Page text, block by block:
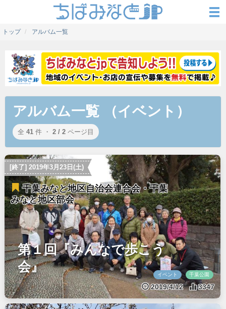
トップ アルバム一覧
アルバム一覧 （イベント）
全 41 件 ・ 2 / 2 ページ目
[終了] 2019年3月23日(土)
千葉みなと地区自治会連合会・千葉
みなと地区部会
第１回『みんなで歩こう
会』
イベント 千葉公園
2019/4/12 3347